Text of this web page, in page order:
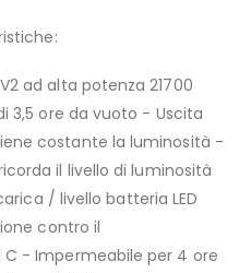
ad alta potenza 21700
3,5 ore da vuoto - Uscita
costante la luminosità -
il livello di luminosità
/ livello batteria LED
contro il
- Impermeabile per 4 ore